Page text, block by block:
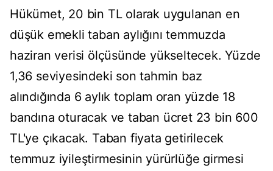
Hükümet, 20 bin TL olarak uygulanan en
düşük emekli taban aylığını temmuzda
haziran verisi ölçüsünde yükseltecek. Yüzde
1,36 seviyesindeki son tahmin baz
alındığında 6 aylık toplam oran yüzde 18
bandına oturacak ve taban ücret 23 bin 600
TL'ye çıkacak. Taban fiyata getirilecek
temmuz iyileştirmesinin yürürlüğe girmesi